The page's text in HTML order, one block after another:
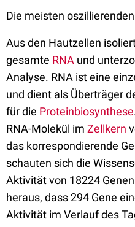
Die meisten
Aus den Hautzellen
gesamte RNA und
Analyse. RNA ist eine
und dient als Überträger
für die Proteinbiosynthese
RNA-Molekül im Zellkern
das korrespondierende
schauten sich die
Aktivität von 18224
heraus, dass 294 Gene
Aktivität im Verlauf des